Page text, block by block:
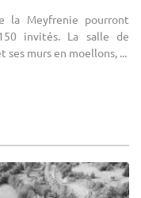
la Meyfrenie pourront
invités. La salle de
ses murs en moellons, ...